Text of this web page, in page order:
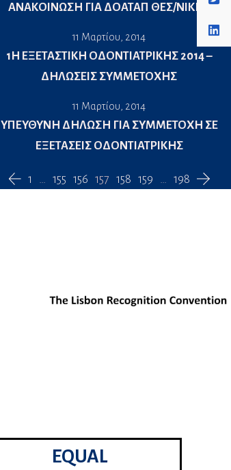
ΑΝΑΚΟΙΝΩΣΗ ΓΙΑ ΔΟΑΤΑΠ ΘΕΣ/ΝΙΚΗΣ
11 Μαρτίου, 2014
1H ΕΞΕΤΑΣΤΙΚΗ ΟΔΟΝΤΙΑΤΡΙΚΗΣ 2014 –
ΔΗΛΩΣΕΙΣ ΣΥΜΜΕΤΟΧΗΣ
11 Μαρτίου, 2014
ΥΠΕΥΘΥΝΗ ΔΗΛΩΣΗ ΓΙΑ ΣΥΜΜΕΤΟΧΗ ΣΕ
ΕΞΕΤΑΣΕΙΣ ΟΔΟΝΤΙΑΤΡΙΚΗΣ
1 155 156 157 158 159 198
EQUAL